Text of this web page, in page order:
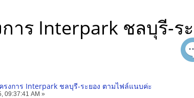
าร Interpark ชลบุรี-ร
รงการ Interpark ชลบุรี-ระยอง ตามไฟล์แนบค่ะ
09:37:41 AM »